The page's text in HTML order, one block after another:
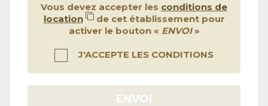
Vous devez accepter les conditions de
location
de cet établissement pour
activer le bouton « ENVOI»
J'ACCEPTE LES CONDITIONS
ENVOI